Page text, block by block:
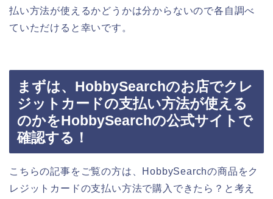
払い方法が使えるかどうかは分からないので各自調べ
ていただけると幸いです。
まずは、HobbySearchのお店でクレ
ジットカードの支払い方法が使える
のかをHobbySearchの公式サイトで
確認する！
こちらの記事をご覧の方は、HobbySearchの商品をク
レジットカードの支払い方法で購入できたら？と考え